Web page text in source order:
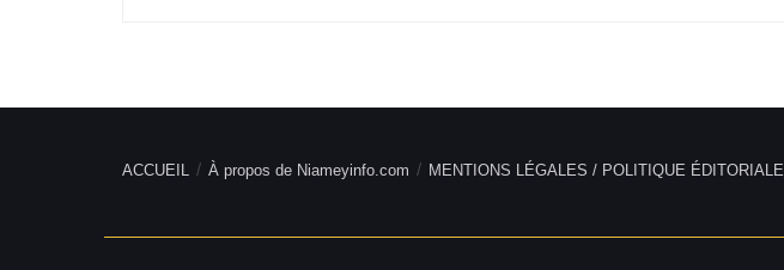
ACCUEIL À propos de Niameyinfo.com MENTIONS LÉGALES / POLITIQUE ÉDITORIALE